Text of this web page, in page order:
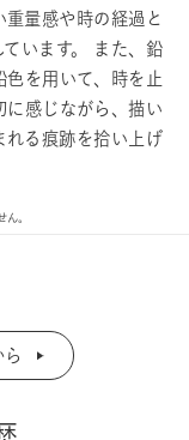
量感や時の経過と
います。 また、鉛
色を用いて、時を止
に感じながら、描い
れる痕跡を拾い上げ
ん。